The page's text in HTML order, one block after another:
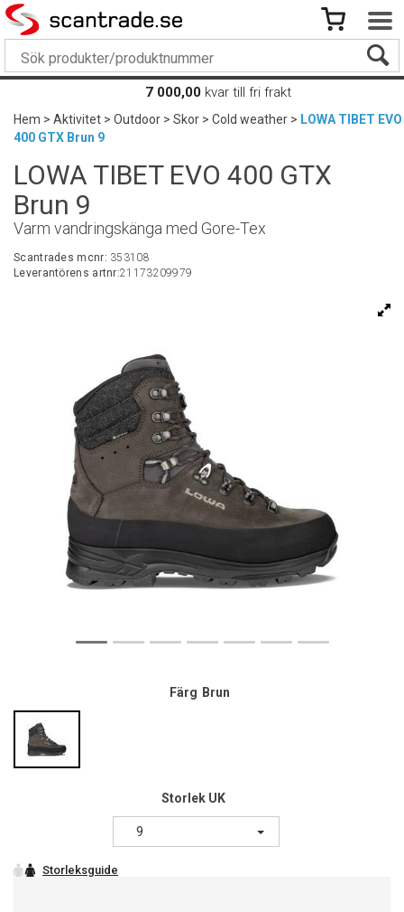
7 000,00 kvar till fri frakt
Hem>Aktivitet>Outdoor>Skor>Cold weather> LOWA TIBET EVO
400 GTX Brun 9
LOWA TIBET EVO 400 GTX
Brun 9
Varm vandringskänga med Gore-Tex
Scantrades mcnr: 353108
Leverantörens artnr:21173209979
Färg Brun
Storlek UK
9